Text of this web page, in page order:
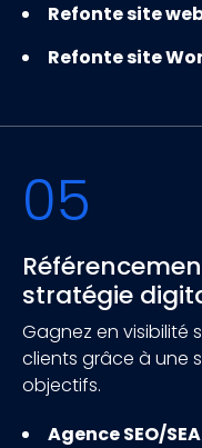
Refonte site
Refonte site
05
stratégie
Gagnez en visibilité
clients grâce à une
objectifs.
Agence SEO/